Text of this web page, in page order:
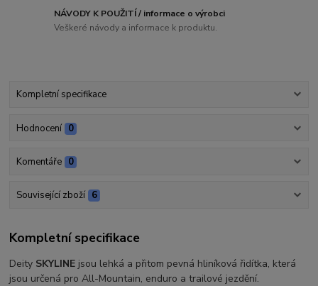
NÁVODY K POUŽITÍ / informace o výrobci
Veškeré návody a informace k produktu.
Kompletní specifikace
Hodnocení 0
Komentáře 0
Související zboží 6
Kompletní specifikace
Deity SKYLINE jsou lehká a přitom pevná hliníková řidítka, která
jsou určená pro All-Mountain, enduro a trailové jezdění.